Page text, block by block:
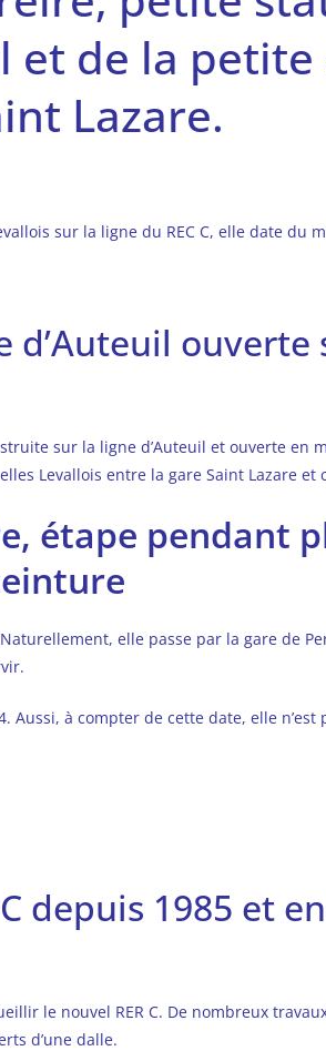
et de la
Lazare.
sur la ligne du REC C, elle date du
d’Auteuil ouverte
sur la ligne d’Auteuil et ouverte en
Levallois entre la gare Saint Lazare et
étape pendant
elle passe par la gare de
Aussi, à compter de cette date, elle
depuis 1985 et
le nouvel RER C. De nombreux
d’une dalle.